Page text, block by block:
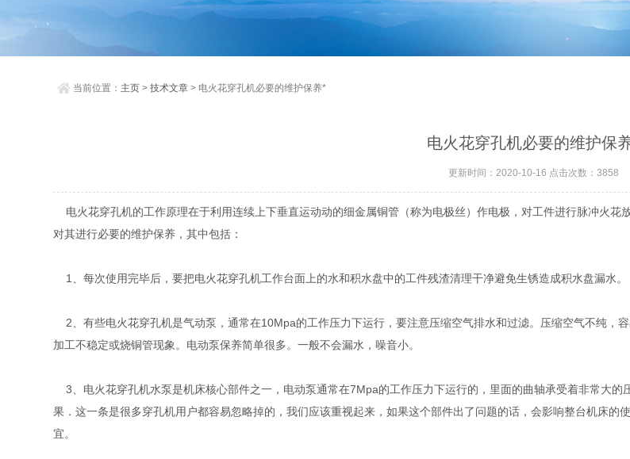
当前位置： 主页 >技术文章 > 电火花穿孔机必要的维护保养*
电火花穿孔机必要的维护保
更新时间：2020-10-16 点击次数：3858
电火花穿孔机的工作原理在于利用连续上下垂直运动动的细金属铜管（称为电极丝）作电极，对工件进行脉冲火
对其进行必要的维护保养，其中包括：
1、每次使用完毕后，要把电火花穿孔机工作台面上的水和积水盘中的工件残渣清理干净避免生锈造成积水盘漏水。
2、有些电火花穿孔机是气动泵，通常在10Mpa的工作压力下运行，要注意压缩空气排水和过滤。压缩空气不纯，
加工不稳定或烧铜管现象。电动泵保养简单很多。一般不会漏水，噪音小。
3、电火花穿孔机水泵是机床核心部件之一，电动泵通常在7Mpa的工作压力下运行的，里面的曲轴承受着非常大
果．这一条是很多穿孔机用户都容易忽略掉的，我们应该重视起来，如果这个部件出了问题的话，会影响整台机床
宜。